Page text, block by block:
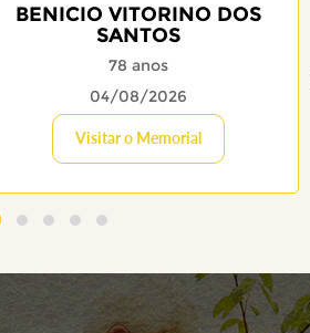
BENICIO VITORINO DOS
SANTOS
78 anos
04/08/2026
Visitar o Memorial